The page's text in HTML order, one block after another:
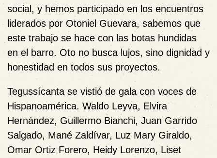
social, y hemos participado en los encuentros
liderados por Otoniel Guevara, sabemos que
este trabajo se hace con las botas hundidas
en el barro. Oto no busca lujos, sino dignidad y
honestidad en todos sus proyectos.
Tegussícanta se vistió de gala con voces de
Hispanoamérica. Waldo Leyva, Elvira
Hernández, Guillermo Bianchi, Juan Garrido
Salgado, Mané Zaldívar, Luz Mary Giraldo,
Omar Ortiz Forero, Heidy Lorenzo, Liset